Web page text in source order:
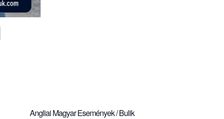
Angliai Magyar Események / Bulik